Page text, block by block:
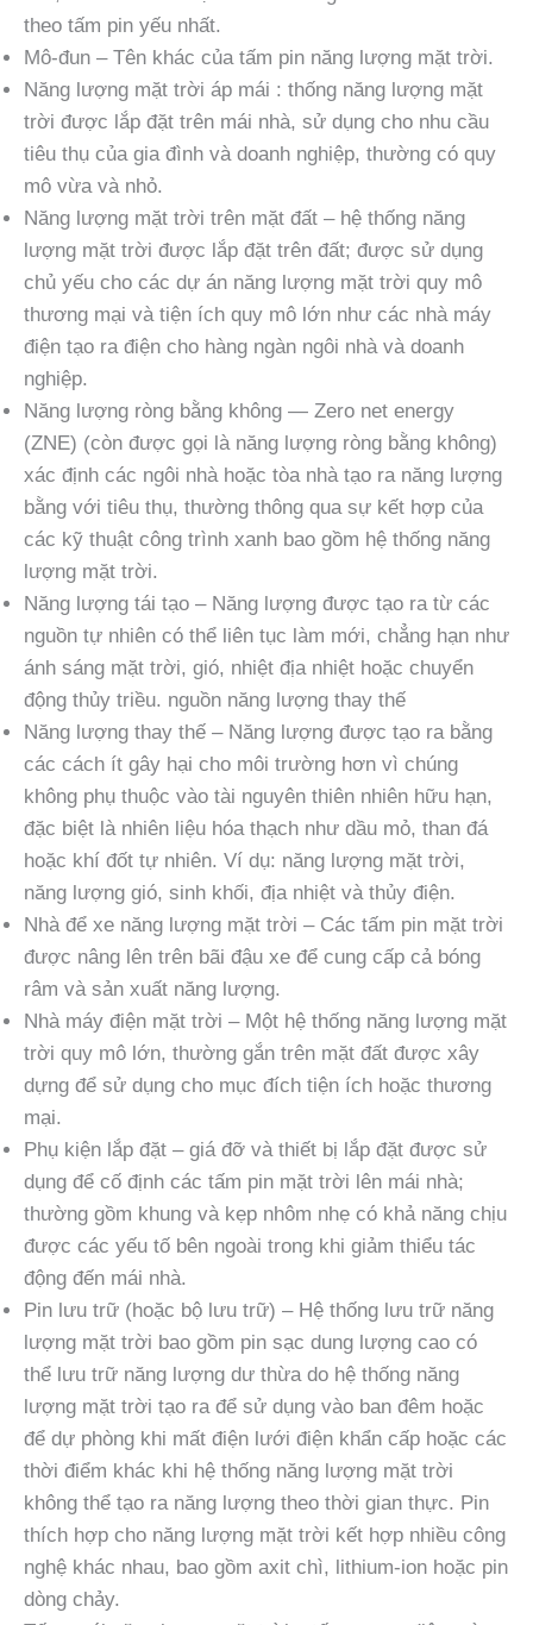
theo tấm pin yếu nhất.
Mô-đun – Tên khác của tấm pin năng lượng mặt trời.
Năng lượng mặt trời áp mái : thống năng lượng mặt
trời được lắp đặt trên mái nhà, sử dụng cho nhu cầu
tiêu thụ của gia đình và doanh nghiệp, thường có quy
mô vừa và nhỏ.
Năng lượng mặt trời trên mặt đất – hệ thống năng
lượng mặt trời được lắp đặt trên đất; được sử dụng
chủ yếu cho các dự án năng lượng mặt trời quy mô
thương mại và tiện ích quy mô lớn như các nhà máy
điện tạo ra điện cho hàng ngàn ngôi nhà và doanh
nghiệp.
Năng lượng ròng bằng không — Zero net energy
(ZNE) (còn được gọi là năng lượng ròng bằng không)
xác định các ngôi nhà hoặc tòa nhà tạo ra năng lượng
bằng với tiêu thụ, thường thông qua sự kết hợp của
các kỹ thuật công trình xanh bao gồm hệ thống năng
lượng mặt trời.
Năng lượng tái tạo – Năng lượng được tạo ra từ các
nguồn tự nhiên có thể liên tục làm mới, chẳng hạn như
ánh sáng mặt trời, gió, nhiệt địa nhiệt hoặc chuyển
động thủy triều. nguồn năng lượng thay thế
Năng lượng thay thế – Năng lượng được tạo ra bằng
các cách ít gây hại cho môi trường hơn vì chúng
không phụ thuộc vào tài nguyên thiên nhiên hữu hạn,
đặc biệt là nhiên liệu hóa thạch như dầu mỏ, than đá
hoặc khí đốt tự nhiên. Ví dụ: năng lượng mặt trời,
năng lượng gió, sinh khối, địa nhiệt và thủy điện.
Nhà để xe năng lượng mặt trời – Các tấm pin mặt trời
được nâng lên trên bãi đậu xe để cung cấp cả bóng
râm và sản xuất năng lượng.
Nhà máy điện mặt trời – Một hệ thống năng lượng mặt
trời quy mô lớn, thường gắn trên mặt đất được xây
dựng để sử dụng cho mục đích tiện ích hoặc thương
mại.
Phụ kiện lắp đặt – giá đỡ và thiết bị lắp đặt được sử
dụng để cố định các tấm pin mặt trời lên mái nhà;
thường gồm khung và kẹp nhôm nhẹ có khả năng chịu
được các yếu tố bên ngoài trong khi giảm thiểu tác
động đến mái nhà.
Pin lưu trữ (hoặc bộ lưu trữ) – Hệ thống lưu trữ năng
lượng mặt trời bao gồm pin sạc dung lượng cao có
thể lưu trữ năng lượng dư thừa do hệ thống năng
lượng mặt trời tạo ra để sử dụng vào ban đêm hoặc
để dự phòng khi mất điện lưới điện khẩn cấp hoặc các
thời điểm khác khi hệ thống năng lượng mặt trời
không thể tạo ra năng lượng theo thời gian thực. Pin
thích hợp cho năng lượng mặt trời kết hợp nhiều công
nghệ khác nhau, bao gồm axit chì, lithium-ion hoặc pin
dòng chảy.